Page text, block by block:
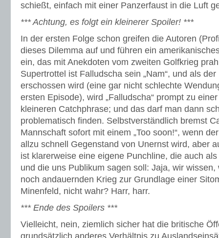
schießt, einfach mit einer Panzerfaust in die Luft
*** Achtung, es folgt ein kleinerer Spoiler! ***
In der ersten Folge schon greifen die Autoren
dieses Dilemma auf und führen ein
ein, das mit Anekdoten vom zweiten Golfkrieg
Supertrottel ist Falludscha sein „Nam“, und als
erschossen wird (eine gar nicht schlechte
ersten Episode), wird „Falludscha“ prompt zu
kleineren Catchphrase; und das darf man dann
problematisch finden. Selbstverständlich bremst
Mannschaft sofort mit einem „Too soon!“, wenn
allzu schnell Gegenstand von Unernst wird, aber
ist klarerweise eine eigene Punchline, die auch
und die uns Publikum sagen soll: Jaja, wir
noch andauernden Krieg zur Grundlage einer
Minenfeld, nicht wahr? Harr, harr.
*** Ende des Spoilers ***
Vielleicht, nein, ziemlich sicher hat die britische
grundsätzlich anderes Verhältnis zu